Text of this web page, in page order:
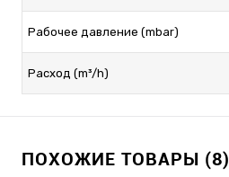
Рабочее давление (mbar)
Расход (m³/h)
ПОХОЖИЕ ТОВАРЫ (8)